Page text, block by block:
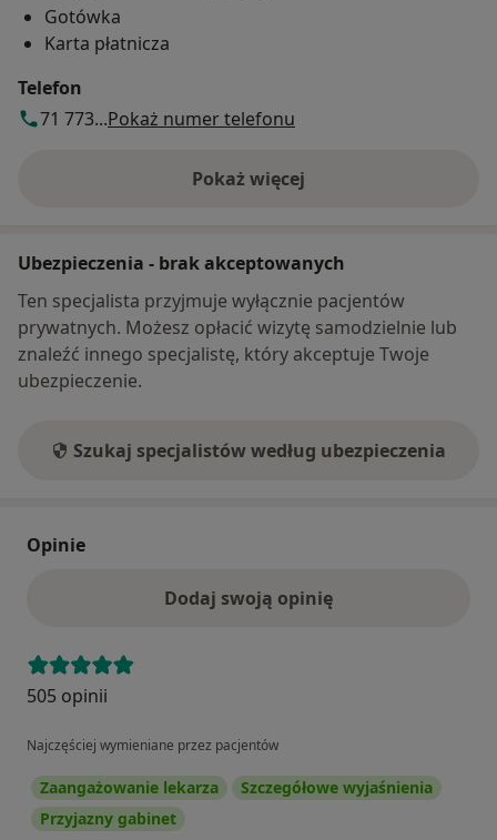
Gotówka
Karta płatnicza
Telefon
71 773...Pokaż numer telefonu
Pokaż więcej
o adresie
Ubezpieczenia - brak akceptowanych
Ten specjalista przyjmuje wyłącznie pacjentów
prywatnych. Możesz opłacić wizytę samodzielnie lub
znaleźć innego specjalistę, który akceptuje Twoje
ubezpieczenie.
Szukaj specjalistów według ubezpieczenia
Opinie
Dodaj swoją opinię
505 opinii
Najczęściej wymieniane przez pacjentów
Zaangażowanie lekarza
Szczegółowe wyjaśnienia
Przyjazny gabinet